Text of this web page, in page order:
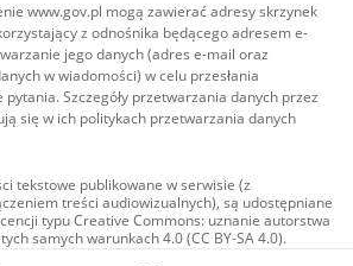
www.gov.pl mogą zawierać adresy skrzynek
z odnośnika będącego adresem e-
jego danych (adres e-mail oraz
w wiadomości) w celu przesłania
pytania. Szczegóły przetwarzania danych przez
się w ich politykach przetwarzania danych
tekstowe publikowane w serwisie (z
treści audiowizualnych), są udostępniane
typu Creative Commons: uznanie autorstwa
samych warunkach 4.0 (CC BY-SA 4.0).
audiowizualne, w tym zdjęcia, materiały